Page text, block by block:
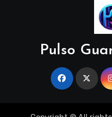
Pulso